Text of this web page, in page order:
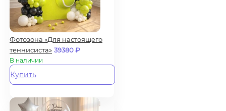
Фотозона «Для настоящего
теннисиста» 39380₽
В наличии
Купить